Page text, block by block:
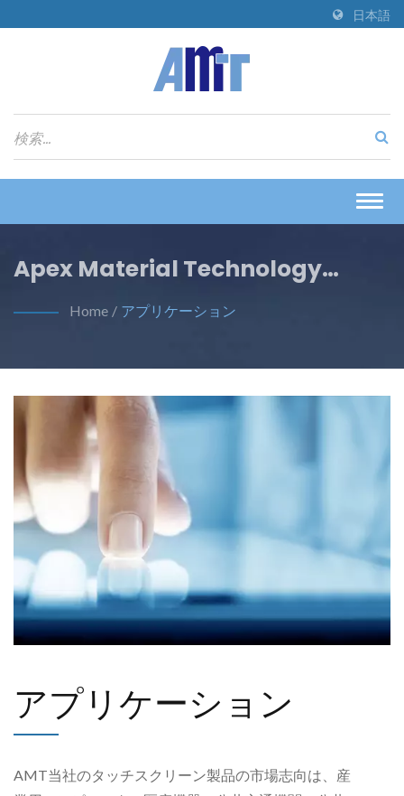
日本語
Apex Material Technology
Corporation
Home / アプリケーション
アプリケーション
AMT当社のタッチスクリーン製品の市場志向は、産